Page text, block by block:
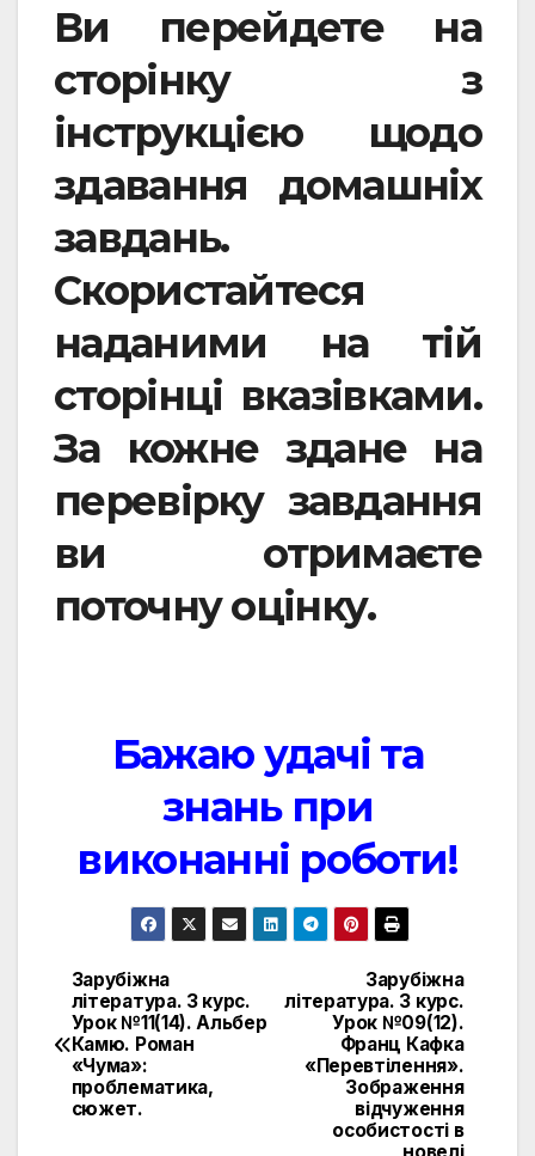
Ви перейдете на
сторінку з
інструкцією щодо
здавання домашніх
завдань.
Скористайтеся
наданими на тій
сторінці вказівками.
За кожне здане на
перевірку завдання
ви отримаєте
поточну оцінку.
Бажаю удачі та
знань при
виконанні роботи!
Навигация
по
записям
Зарубіжна
література. 3 курс.
Урок №09(12).
Франц Кафка
«Перевтілення».
Зображення
відчуження
особистості в
Зарубіжна
література. 3 курс.
Урок №11(14). Альбер
Камю. Роман
«Чума»:
проблематика,
сюжет.